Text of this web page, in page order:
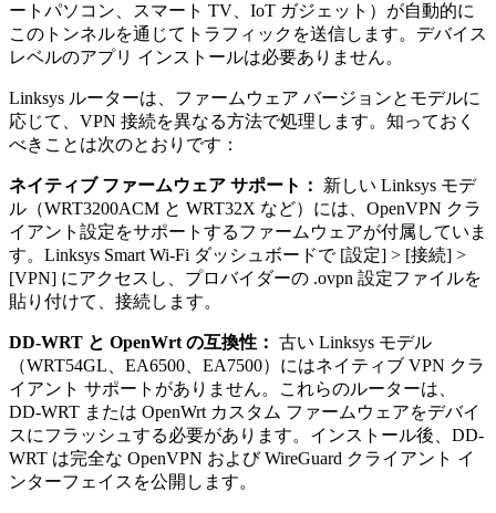
ートパソコン、スマート TV、IoT ガジェット）が自動的に
このトンネルを通じてトラフィックを送信します。デバイス
レベルのアプリ インストールは必要ありません。
Linksys ルーターは、ファームウェア バージョンとモデルに
応じて、VPN 接続を異なる方法で処理します。知っておく
べきことは次のとおりです：
ネイティブ ファームウェア サポート：
新しい Linksys モデ
ル（WRT3200ACM と WRT32X など）には、OpenVPN クラ
イアント設定をサポートするファームウェアが付属していま
す。Linksys Smart Wi-Fi ダッシュボードで [設定] > [接続] >
[VPN] にアクセスし、プロバイダーの .ovpn 設定ファイルを
貼り付けて、接続します。
DD-WRT と OpenWrt の互換性： 古い Linksys モデル
（WRT54GL、EA6500、EA7500）にはネイティブ VPN クラ
イアント サポートがありません。これらのルーターは、
DD-WRT または OpenWrt カスタム ファームウェアをデバイ
スにフラッシュする必要があります。インストール後、DD-
WRT は完全な OpenVPN および WireGuard クライアント イ
ンターフェイスを公開します。